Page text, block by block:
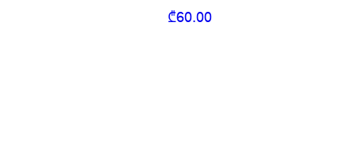
₾60.00